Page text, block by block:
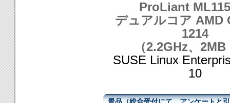
ProLiant
デュアルコア AMD
1214
（2.2GHz、
SUSE Linux
10